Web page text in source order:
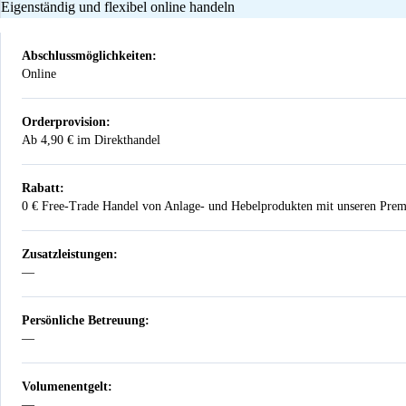
Eigenständig und flexibel online handeln
Abschlussmöglichkeiten:
Online
Orderprovision:
Ab 4,90 € im Direkthandel
Rabatt:
0 € Free-Trade Handel von Anlage- und Hebelprodukten mit unseren
Zusatzleistungen:
—
Persönliche Betreuung:
—
Volumenentgelt: